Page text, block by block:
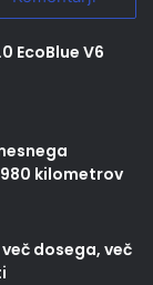
EcoBlue V6
kilometrov
več dosega, več